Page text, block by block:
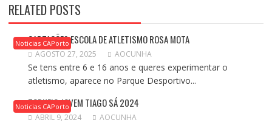
RELATED POSTS
Noticias CAPorto
CAPTAÇÕES ESCOLA DE ATLETISMO ROSA MOTA
AGOSTO 27, 2025 AOCUNHA
Se tens entre 6 e 16 anos e queres experimentar o
atletismo, aparece no Parque Desportivo...
Noticias CAPorto
TORNEIO JOVEM TIAGO SÁ 2024
ABRIL 9, 2024 AOCUNHA